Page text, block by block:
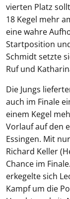
vierten Platz
18 Kegel mehr
eine wahre
Startposition
Schmidt setzte
Ruf und
Die Jungs
auch im Finale
einem Kegel
Vorlauf auf den
Essingen. Mit
Richard Keller
Chance im
erkegelte sich
Kampf um die